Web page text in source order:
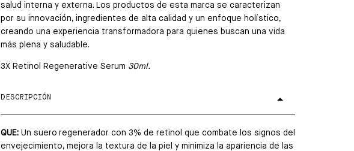
salud interna y externa. Los productos de esta marca se caracterizan
por su innovación, ingredientes de alta calidad y un enfoque holístico,
creando una experiencia transformadora para quienes buscan una vida
más plena y saludable.
3X Retinol Regenerative Serum 30ml.
DESCRIPCIÓN
QUE:Un suero regenerador con 3% de retinol que combate los signos del
envejecimiento, mejora la textura de la piel y minimiza la apariencia de las